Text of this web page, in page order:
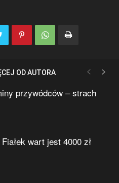
OD AUTORA
przywódców – strach
wart jest 4000 zł